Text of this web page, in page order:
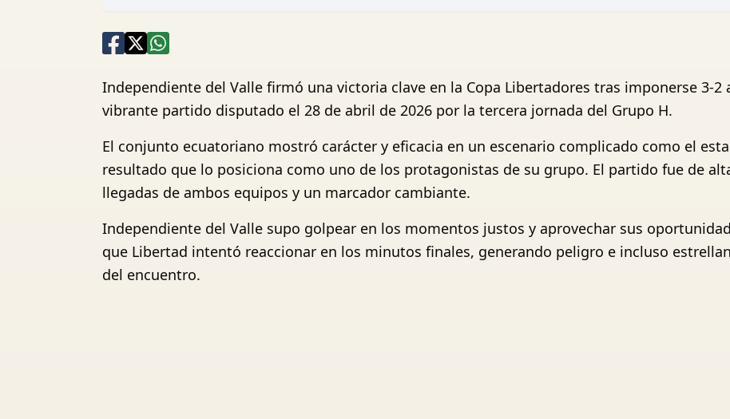
Independiente del Valle firmó una victoria clave en la Copa Libertadores tras imponerse 3-2
vibrante partido disputado el 28 de abril de 2026 por la tercera jornada del Grupo H.
El conjunto ecuatoriano mostró carácter y eficacia en un escenario complicado como el
resultado que lo posiciona como uno de los protagonistas de su grupo. El partido fue de
llegadas de ambos equipos y un marcador cambiante.
Independiente del Valle supo golpear en los momentos justos y aprovechar sus
que Libertad intentó reaccionar en los minutos finales, generando peligro e incluso
del encuentro.